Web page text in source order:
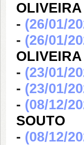
OLIVEIRA
- (26/01/
- (26/01/
OLIVEIRA
- (23/01/
- (23/01/
- (08/12/
SOUTO
- (08/12/